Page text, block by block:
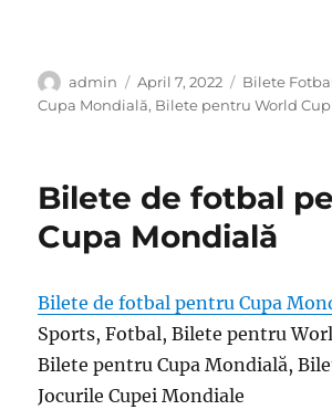
Author
admin
Posted
on
April 7, 2022 Categories
Bilete
Cupa Mondială, Bilete pentru World Cup
Bilete de fotbal
Cupa Mondială
Bilete de fotbal pentru Cupa
Sports, Fotbal, Bilete pentru
Bilete pentru Cupa Mondială,
Jocurile Cupei Mondiale